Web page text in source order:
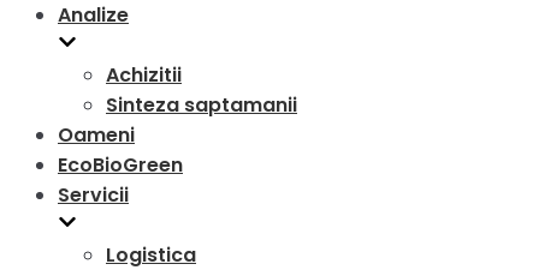
Analize
Achizitii
Sinteza saptamanii
Oameni
EcoBioGreen
Servicii
Logistica